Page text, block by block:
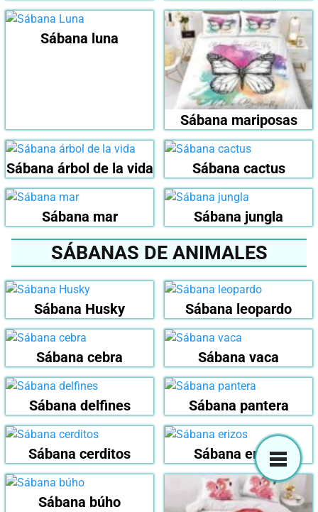
Sábana luna
Sábana mariposas
Sábana árbol de la vida Sábana cactus
Sábana mar Sábana jungla
SÁBANAS DE ANIMALES
Sábana Husky Sábana leopardo
Sábana cebra Sábana vaca
Sábana delfines Sábana pantera
Sábana cerditos Sábana erizos
Sábana búho